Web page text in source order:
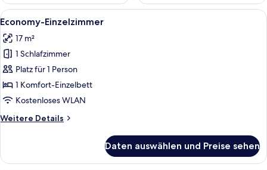
Alle
Fotos
für
Economy-
Einzelzimmer
anzeigen
Economy-Einzelzimmer |
7
Economy-Einzelzimmer
17 m²
1 Schlafzimmer
Platz für 1 Person
1 Komfort-Einzelbett
Kostenloses WLAN
Weitere Details
Weitere
Einzelzimmer
Daten auswählen und Preise sehen